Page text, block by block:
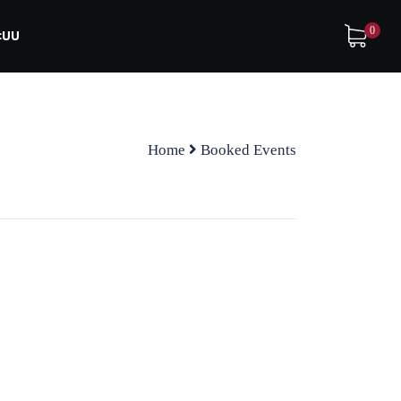
บบ 0
Home Booked Events